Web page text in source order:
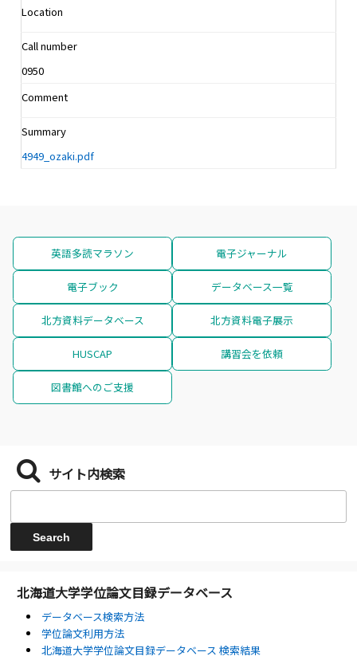
Location
Call number
0950
Comment
Summary
4949_ozaki.pdf
英語多読マラソン 電子ジャーナル
電子ブック データベース一覧
北方資料データベース 北方資料電子展示
HUSCAP 講習会を依頼
図書館へのご支援
サイト内検索
北海道大学学位論文目録データベース
データベース検索方法
学位論文利用方法
北海道大学学位論文目録データベース 検索結果